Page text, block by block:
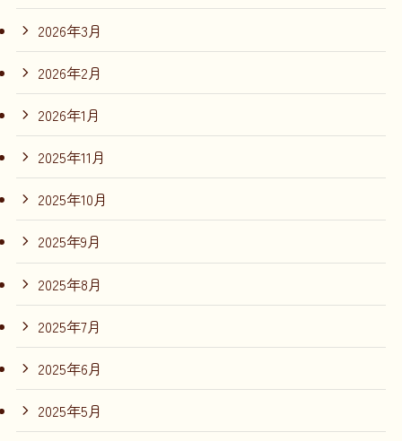
2026年3月
2026年2月
2026年1月
2025年11月
2025年10月
2025年9月
2025年8月
2025年7月
2025年6月
2025年5月